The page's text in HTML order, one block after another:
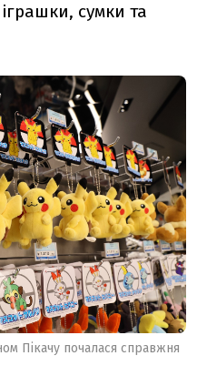
сумки та
Пікачу почалася справжня